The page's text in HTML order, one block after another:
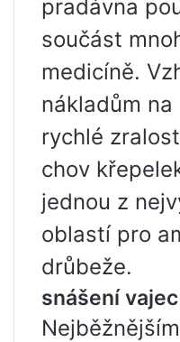
pradávna
součást
medicíně.
nákladům
rychlé
chov
jednou z
oblastí pro
drůbeže.
snášení vajec